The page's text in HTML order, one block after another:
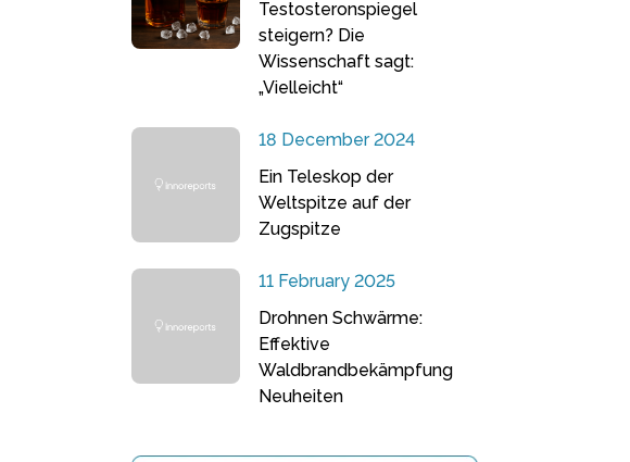
Testosteronspiegel
steigern? Die
Wissenschaft sagt:
„Vielleicht“
18 December 2024
Ein Teleskop der
Weltspitze auf der
Zugspitze
11 February 2025
Drohnen Schwärme:
Effektive
Waldbrandbekämpfung
Neuheiten